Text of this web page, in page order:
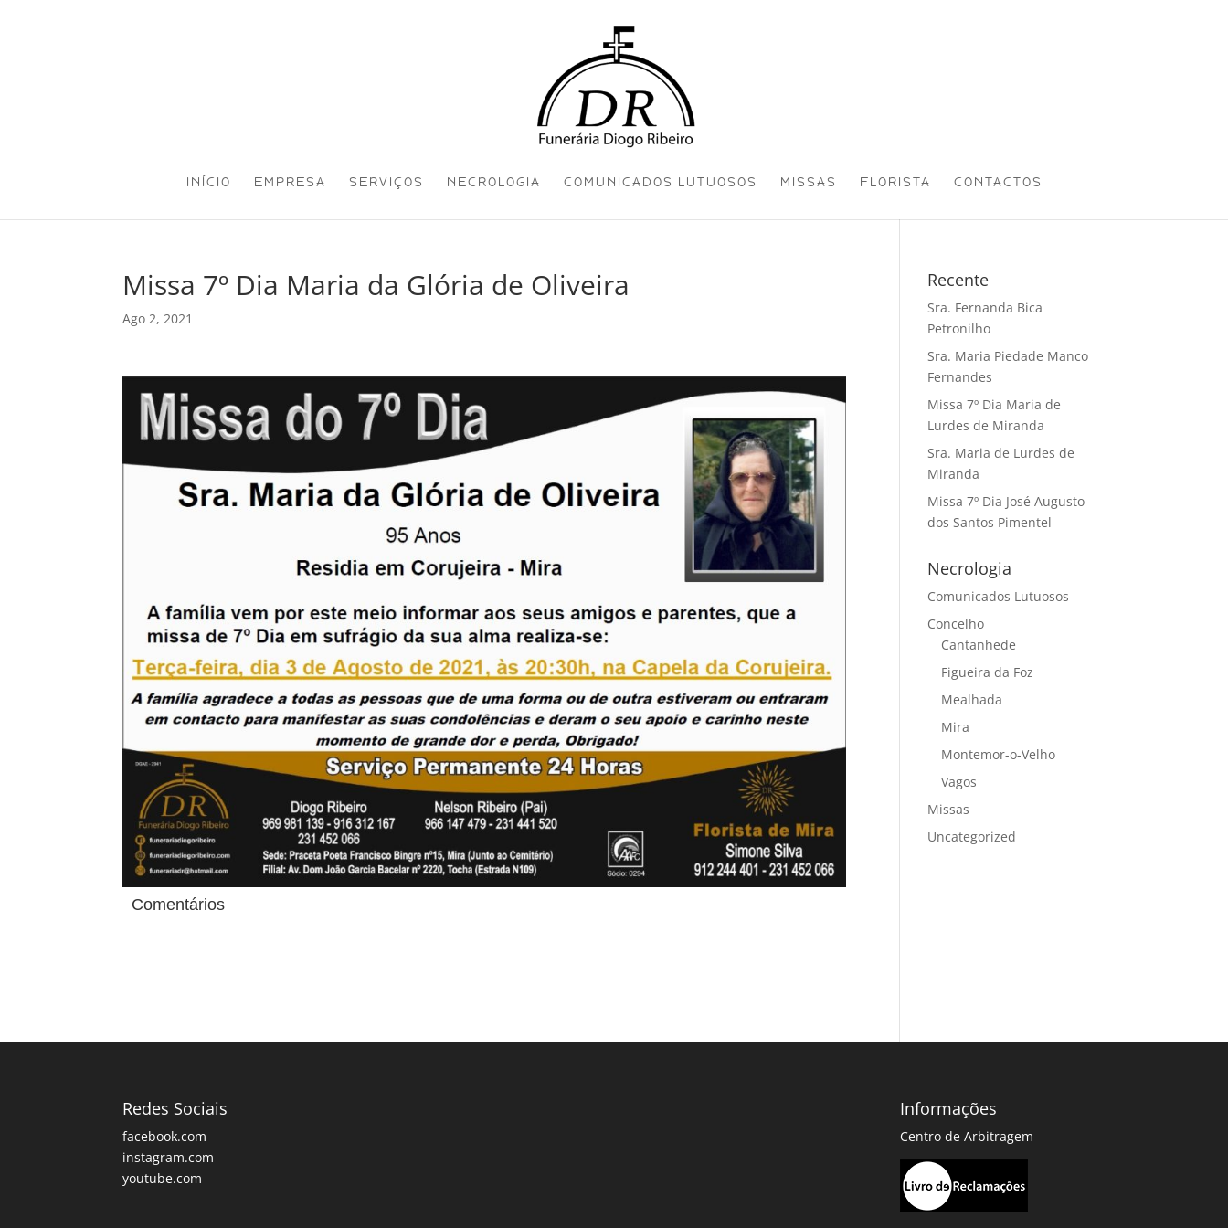
INÍCIO EMPRESA SERVIÇOS NECROLOGIA COMUNICADOS LUTUOSOS MISSAS FLORISTA CONTACTOS
Missa 7º Dia Maria da Glória de Oliveira
Ago 2, 2021
Comentários
Recente
Sra. Fernanda Bica
Petronilho
Sra. Maria Piedade Manco
Fernandes
Missa 7º Dia Maria de
Lurdes de Miranda
Sra. Maria de Lurdes de
Miranda
Missa 7º Dia José Augusto
dos Santos Pimentel
Necrologia
Comunicados Lutuosos
Concelho
Cantanhede
Figueira da Foz
Mealhada
Mira
Montemor-o-Velho
Vagos
Missas
Uncategorized
Redes Sociais
facebook.com
instagram.com
youtube.com
Informações
Centro de Arbitragem